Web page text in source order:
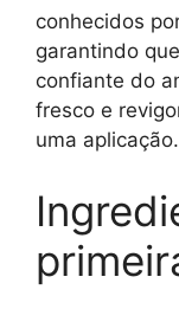
conhecidos
garantindo
confiante do
fresco e
uma aplicação.